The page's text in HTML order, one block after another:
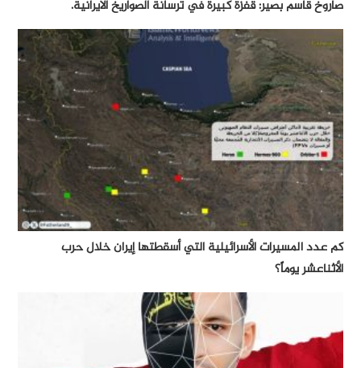
صاروخ قاسم بصير: قفزة كبيرة في ترسانة الصواريخ الايرانية.
كم عدد المسيرات الأسرائيلية التي أسقطتها إيران خلال حرب
الأثناعشر يوماً؟